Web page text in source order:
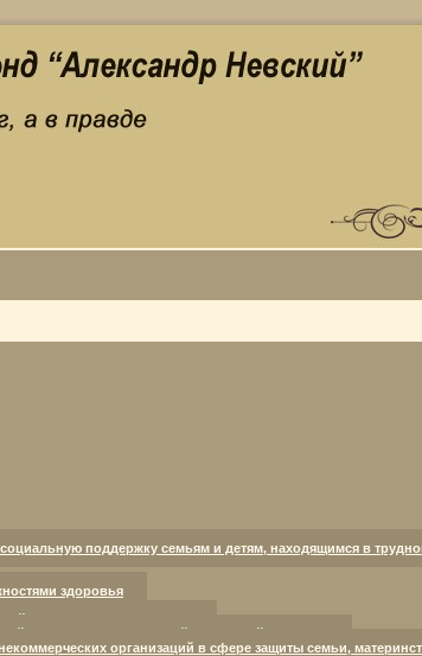
поддержку семьям и детям, находящимся в
здоровья
с нарушениями развития
находящихся в трудной жизненной ситуации
организаций в сфере защиты семьи,